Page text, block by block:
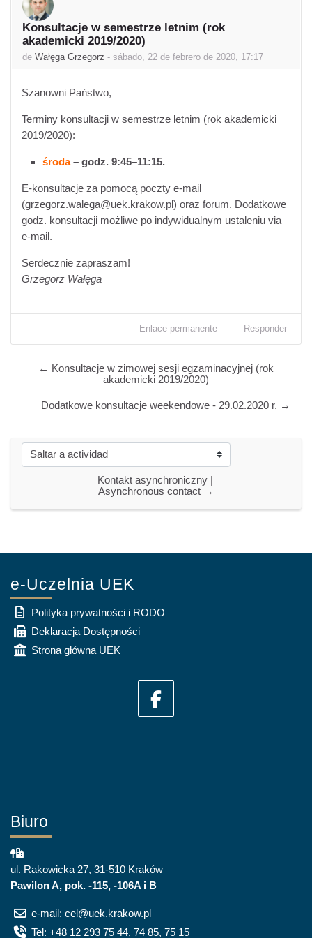
Konsultacje w semestrze letnim (rok
akademicki 2019/2020)
de Wałęga Grzegorz - sábado, 22 de febrero de 2020, 17:17
Número de respuestas: 0
Szanowni Państwo,
Terminy konsultacji w semestrze letnim (rok akademicki
2019/2020):
środa– godz. 9:45–11:15.
E-konsultacje za pomocą poczty e-mail
(grzegorz.walega@uek.krakow.pl) oraz forum. Dodatkowe
godz. konsultacji możliwe po indywidualnym ustaleniu via
e-mail.
Serdecznie zapraszam!
Grzegorz Wałęga
Enlace permanente Responder
← Konsultacje w zimowej sesji egzaminacyjnej (rok
akademicki 2019/2020)
Dodatkowe konsultacje weekendowe - 29.02.2020 r. →
Saltar a actividad
Kontakt asynchroniczny |
Asynchronous contact →
e-Uczelnia UEK
Polityka prywatności i RODO
Deklaracja Dostępności
Strona główna UEK
Biuro
ul. Rakowicka 27, 31-510 Kraków
Pawilon A, pok. -115, -106A i B
e-mail: cel@uek.krakow.pl
Tel: +48 12 293 75 44, 74 85, 75 15